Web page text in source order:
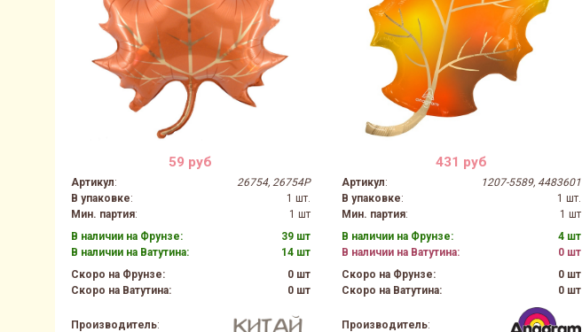
59 руб
Артикул:
26754, 26754P
В упаковке:
1 шт.
Мин. партия:
1 шт
В наличии на Фрунзе:
39 шт
В наличии на Ватутина:
14 шт
Скоро на Фрунзе:
0 шт
Скоро на Ватутина:
0 шт
Производитель:
431 руб
Артикул:
1207-5589, 4483601
В упаковке:
1 шт.
Мин. партия:
1 шт
В наличии на Фрунзе:
4 шт
В наличии на Ватутина:
0 шт
Скоро на Фрунзе:
0 шт
Скоро на Ватутина:
0 шт
Производитель: